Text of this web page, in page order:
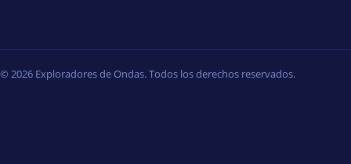
© 2026 Exploradores de Ondas. Todos los derechos reservados.